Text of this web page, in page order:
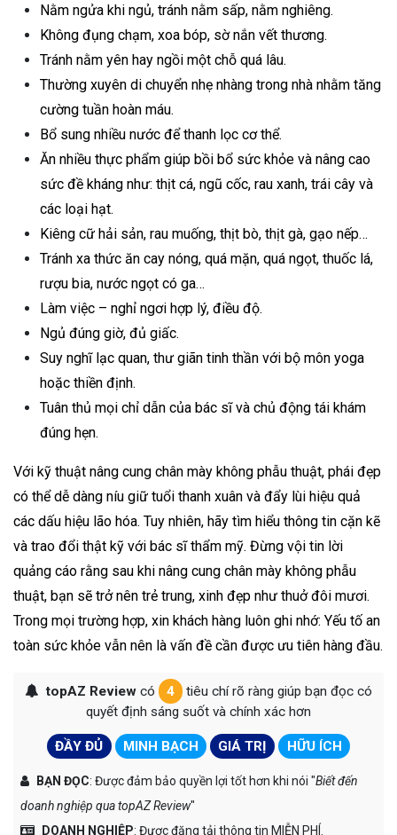
Nằm ngửa khi ngủ, tránh nằm sấp, nằm nghiêng.
Không đụng chạm, xoa bóp, sờ nắn vết thương.
Tránh nằm yên hay ngồi một chỗ quá lâu.
Thường xuyên di chuyển nhẹ nhàng trong nhà nhằm tăng
cường tuần hoàn máu.
Bổ sung nhiều nước để thanh lọc cơ thể.
Ăn nhiều thực phẩm giúp bồi bổ sức khỏe và nâng cao
sức đề kháng như: thịt cá, ngũ cốc, rau xanh, trái cây và
các loại hạt.
Kiêng cữ hải sản, rau muống, thịt bò, thịt gà, gạo nếp…
Tránh xa thức ăn cay nóng, quá mặn, quá ngọt, thuốc lá,
rượu bia, nước ngọt có ga…
Làm việc – nghỉ ngơi hợp lý, điều độ.
Ngủ đúng giờ, đủ giấc.
Suy nghĩ lạc quan, thư giãn tinh thần với bộ môn yoga
hoặc thiền định.
Tuân thủ mọi chỉ dẫn của bác sĩ và chủ động tái khám
đúng hẹn.
Với kỹ thuật nâng cung chân mày không phẫu thuật, phái đẹp
có thể dễ dàng níu giữ tuổi thanh xuân và đẩy lùi hiệu quả
các dấu hiệu lão hóa. Tuy nhiên, hãy tìm hiểu thông tin cặn kẽ
và trao đổi thật kỹ với bác sĩ thẩm mỹ. Đừng vội tin lời
quảng cáo rằng sau khi nâng cung chân mày không phẫu
thuật, bạn sẽ trở nên trẻ trung, xinh đẹp như thuở đôi mươi.
Trong mọi trường hợp, xin khách hàng luôn ghi nhớ: Yếu tố an
toàn sức khỏe vẫn nên là vấn đề cần được ưu tiên hàng đầu.
topAZ Reviewcó 4
tiêu chí rõ ràng giúp bạn đọc có
quyết định sáng suốt và chính xác hơn
ĐẦY ĐỦ MINH BẠCH GIÁ TRỊ HỮU ÍCH
BẠN ĐỌC: Được đảm bảo quyền lợi tốt hơn khi nói "Biết đến
doanh nghiệp qua topAZ Review"
DOANH NGHIỆP: Được đăng tải thông tin MIỄN PHÍ.